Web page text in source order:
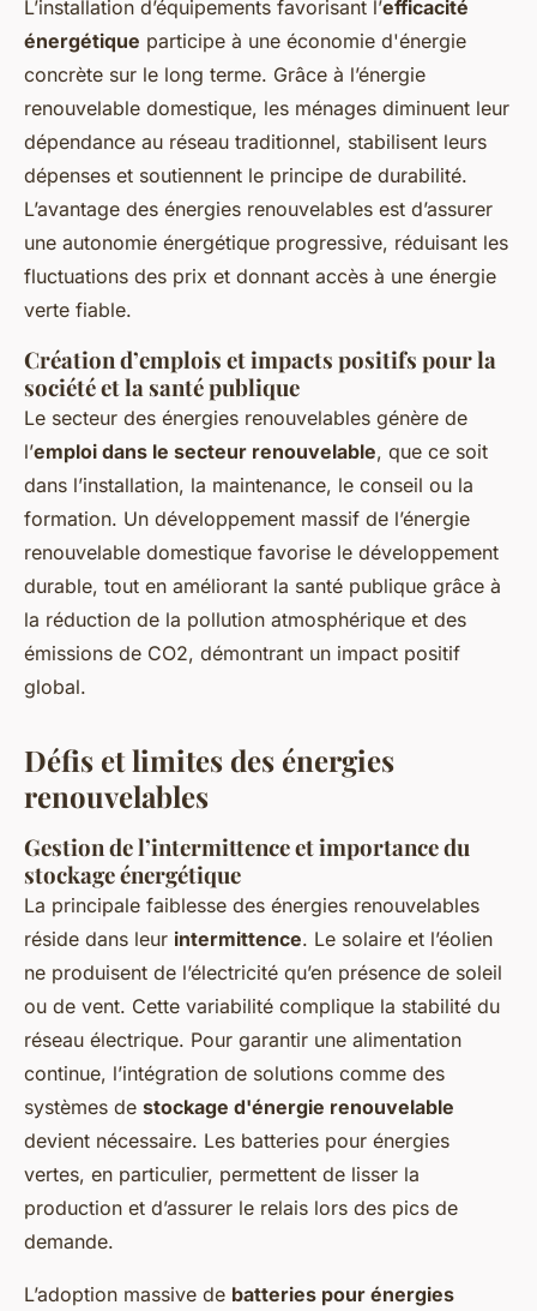
L’installation d’équipements favorisant l’efficacité
énergétique participe à une économie d'énergie
concrète sur le long terme. Grâce à l’énergie
renouvelable domestique, les ménages diminuent leur
dépendance au réseau traditionnel, stabilisent leurs
dépenses et soutiennent le principe de durabilité.
L’avantage des énergies renouvelables est d’assurer
une autonomie énergétique progressive, réduisant les
fluctuations des prix et donnant accès à une énergie
verte fiable.
Création d’emplois et impacts positifs pour la
société et la santé publique
Le secteur des énergies renouvelables génère de
l’emploi dans le secteur renouvelable, que ce soit
dans l’installation, la maintenance, le conseil ou la
formation. Un développement massif de l’énergie
renouvelable domestique favorise le développement
durable, tout en améliorant la santé publique grâce à
la réduction de la pollution atmosphérique et des
émissions de CO2, démontrant un impact positif
global.
Défis et limites des énergies
renouvelables
Gestion de l’intermittence et importance du
stockage énergétique
La principale faiblesse des énergies renouvelables
réside dans leur intermittence. Le solaire et l’éolien
ne produisent de l’électricité qu’en présence de soleil
ou de vent. Cette variabilité complique la stabilité du
réseau électrique. Pour garantir une alimentation
continue, l’intégration de solutions comme des
systèmes de stockage d'énergie renouvelable
devient nécessaire. Les batteries pour énergies
vertes, en particulier, permettent de lisser la
production et d’assurer le relais lors des pics de
demande.
L’adoption massive de batteries pour énergies